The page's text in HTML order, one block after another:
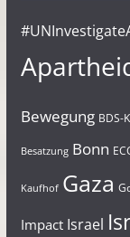
Bewegung BDS-
Besatzung Bonn
Kaufhof Gaza
Impact Israel